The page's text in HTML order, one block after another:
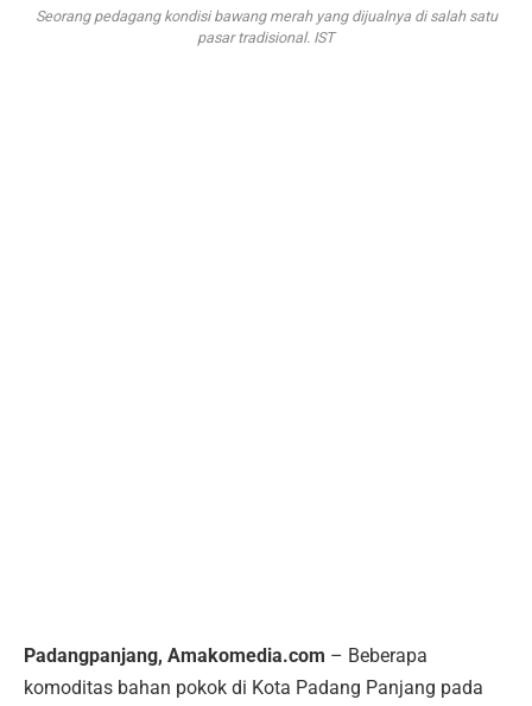
Seorang pedagang kondisi bawang merah yang dijualnya di salah satu
pasar tradisional. IST
Padangpanjang, Amakomedia.com – Beberapa
komoditas bahan pokok di Kota Padang Panjang pada